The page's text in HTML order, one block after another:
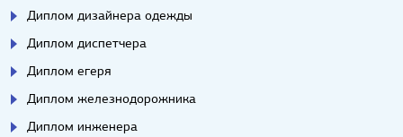
Диплом дизайнера одежды
Диплом диспетчера
Диплом егеря
Диплом железнодорожника
Диплом инженера